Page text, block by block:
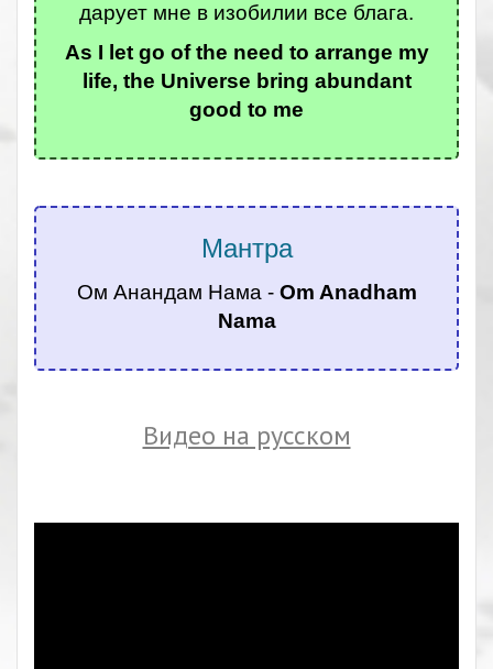
дарует мне в изобилии все блага.
As I let go of the need to arrange my
life, the Universe bring abundant
good to me
Мантра
Ом Анандам Нама - Om Anadham
Nama
Видео на русском